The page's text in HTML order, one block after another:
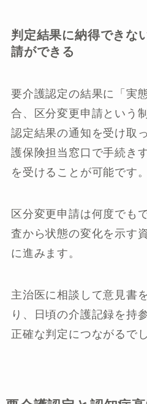
判定結果に納得できな
請ができる
要介護認定の結果に「実
合、区分変更申請という
認定結果の通知を受け取
護保険担当窓口で手続き
を受けることが可能です。
区分変更申請は何度でも
査から状態の変化を示す
に進みます。
主治医に相談して意見書
り、日頃の介護記録を持
正確な判定につながるで